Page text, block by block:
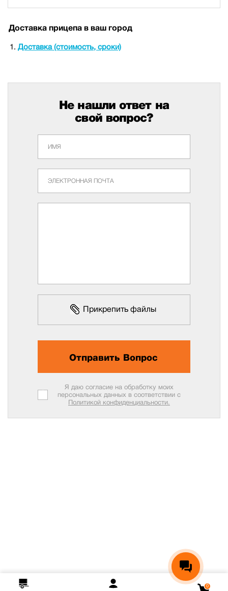
Доставка прицепа в ваш город
Доставка (стоимость, сроки)
Не нашли ответ на
свой вопрос?
Прикрепить файлы
Отправить Вопрос
Я даю согласие на обработку моих
персональных данных в соответствии с
Политикой конфиденциальности.
0